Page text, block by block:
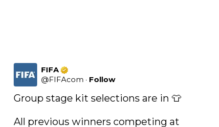
FIFA
@FIFAcom · Follow
Group stage kit selections are in 👕